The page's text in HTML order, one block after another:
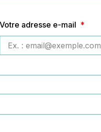
Votre adresse e-mail